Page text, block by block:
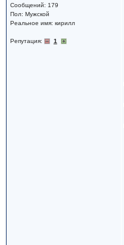
Сообщений: 179
Пол: Мужской
Реальное имя: кирилл
Репутация: 1